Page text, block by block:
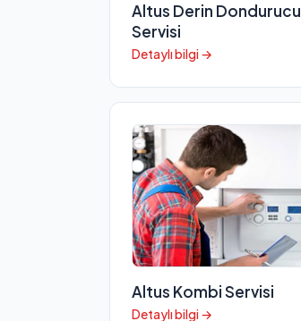
Altus Derin Dondurucu
Servisi
Detaylı bilgi →
Altus Kombi Servisi
Detaylı bilgi →